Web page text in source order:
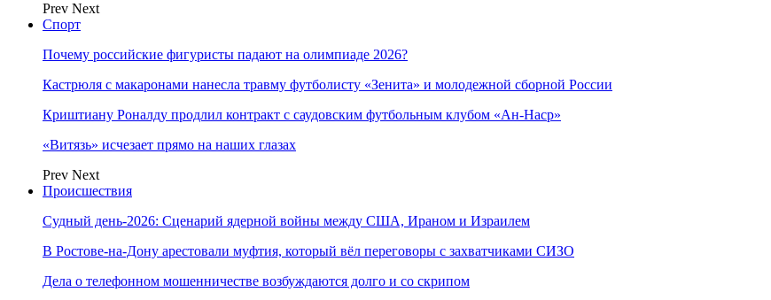
Prev Next
Спорт
Почему российские фигуристы падают на олимпиаде 2026?
Кастрюля с макаронами нанесла травму футболисту «Зенита» и молодежной сборной России
Криштиану Роналду продлил контракт с саудовским футбольным клубом «Ан-Наср»
«Витязь» исчезает прямо на наших глазах
Prev Next
Происшествия
Судный день-2026: Сценарий ядерной войны между США, Ираном и Израилем
В Ростове-на-Дону арестовали муфтия, который вёл переговоры с захватчиками СИЗО
Дела о телефонном мошенничестве возбуждаются долго и со скрипом